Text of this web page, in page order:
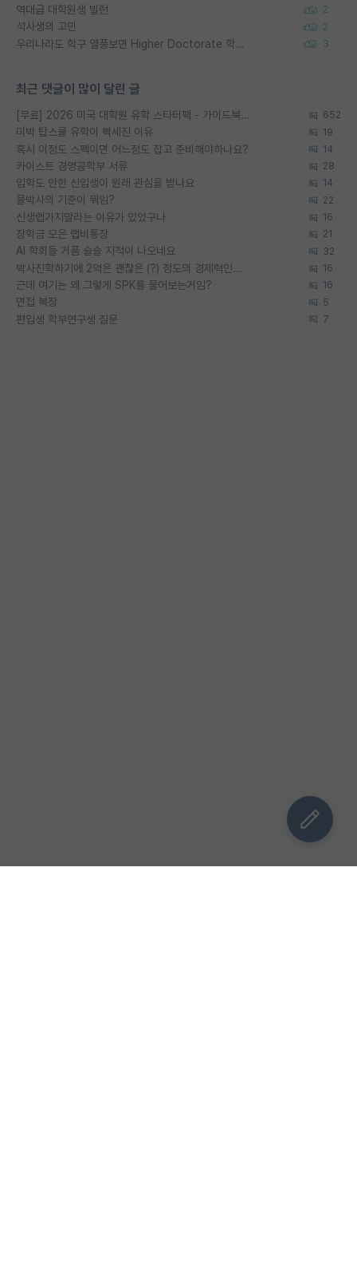
역대급 대학원생 빌런 2
석사생의 고민 2
우리나라도 학구 열풍보면 Higher Doctorate 학위가 필요하다고 봅니다. 3
최근 댓글이 많이 달린 글
[무료] 2026 미국 대학원 유학 스타터팩 - 가이드북 & 합격자 컨택메일 템플릿 652
미박 탑스쿨 유학이 빡세진 이유 19
혹시 이정도 스펙이면 어느정도 잡고 준비해야하나요? 14
카이스트 경영공학부 서류 28
입학도 안한 신입생이 원래 관심을 받나요 14
물박사의 기준이 뭐임? 22
신생랩가지말라는 이유가 있었구나 16
장학금 모은 랩비통장 21
AI 학회들 거품 슬슬 지적이 나오네요 32
박사진학하기에 2억은 괜찮은 (?) 정도의 경제력인가요 16
근데 여기는 왜 그렇게 SPK를 물어보는거임? 16
면접 복장 5
편입생 학부연구생 질문 7